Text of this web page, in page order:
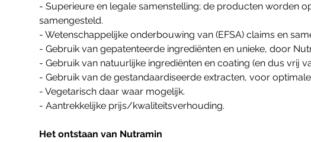
Liposomaal
Orgaanconcentraat
Probiotica
Resonantie homeopathie
Vezels
- Superieure en legale samenstelling; de producten worden
samengesteld.
- Wetenschappelijke onderbouwing van (EFSA) claims en
- Gebruik van gepatenteerde ingrediënten en unieke, door
- Gebruik van natuurlijke ingrediënten en coating (en dus vrij
- Gebruik van de gestandaardiseerde extracten, voor
- Vegetarisch daar waar mogelijk.
- Aantrekkelijke prijs/kwaliteitsverhouding.
Het ontstaan van Nutramin